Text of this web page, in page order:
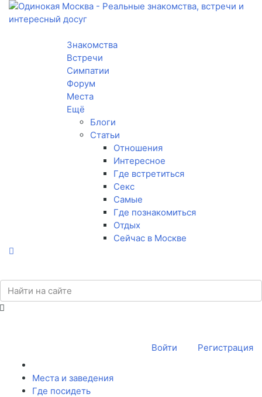
Toggle navigation
Знакомства
Встречи
Симпатии
Форум
Места
Ещё
Блоги
Статьи
Отношения
Интересное
Где встретиться
Секс
Самые
Где познакомиться
Отдых
Сейчас в Москве
Войти Регистрация
Места и заведения
Где посидеть